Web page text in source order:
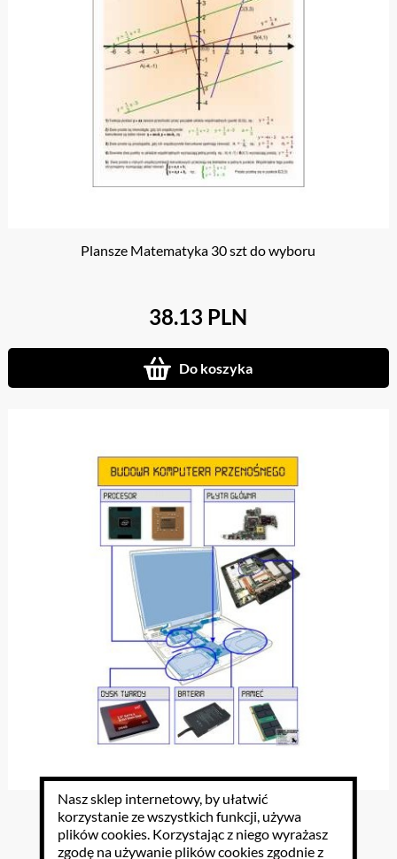
Plansze Matematyka 30 szt do wyboru
38.13 PLN
Do koszyka
Plansze Informatyka 29 szt do wyboru
Nasz sklep internetowy, by ułatwić
korzystanie ze wszystkich funkcji, używa
plików cookies. Korzystając z niego wyrażasz
zgodę na używanie plików cookies zgodnie z